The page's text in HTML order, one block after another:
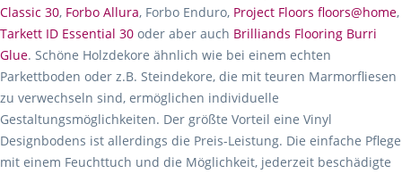
Classic 30, Forbo Allura, Forbo Enduro, Project Floors floors@home,
Tarkett ID Essential 30 oder aber auch Brilliands Flooring Burri
Glue. Schöne Holzdekore ähnlich wie bei einem echten
Parkettboden oder z.B. Steindekore, die mit teuren Marmorfliesen
zu verwechseln sind, ermöglichen individuelle
Gestaltungsmöglichkeiten. Der größte Vorteil eine Vinyl
Designbodens ist allerdings die Preis-Leistung. Die einfache Pflege
mit einem Feuchttuch und die Möglichkeit, jederzeit beschädigte